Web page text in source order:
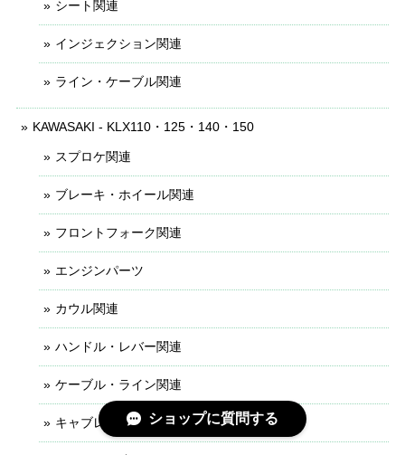
シート関連
インジェクション関連
ライン・ケーブル関連
KAWASAKI - KLX110・125・140・150
スプロケ関連
ブレーキ・ホイール関連
フロントフォーク関連
エンジンパーツ
カウル関連
ハンドル・レバー関連
ケーブル・ライン関連
キャブレター関連ショップに質問する